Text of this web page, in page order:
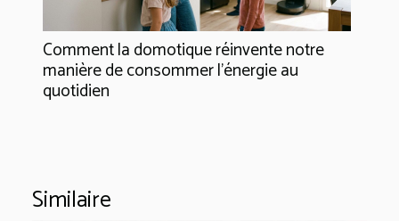
Comment la domotique réinvente notre
manière de consommer l'énergie au
quotidien
Similaire